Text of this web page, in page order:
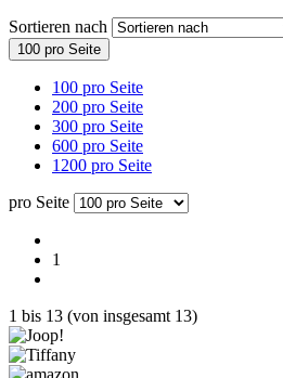
Sortieren nach
100 pro Seite
100 pro Seite
200 pro Seite
300 pro Seite
600 pro Seite
1200 pro Seite
pro Seite
1
1 bis 13 (von insgesamt 13)